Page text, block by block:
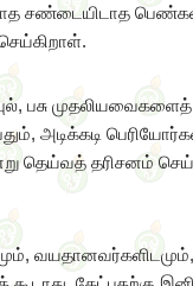
சண்டையிடாத
பசு
அடிக்கடி
தெய்வத் தரிசனம்